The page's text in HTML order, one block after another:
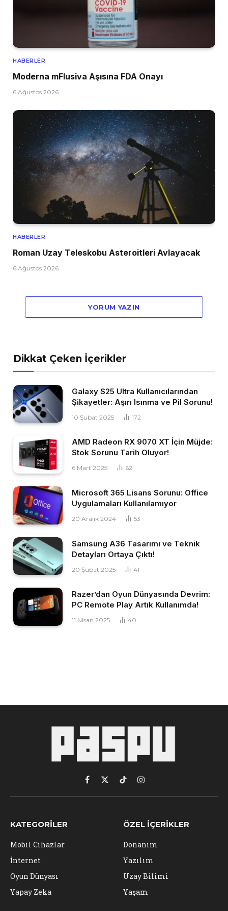
HABERLER
Moderna mFlusiva Aşısına FDA Onayı
6 Ağustos 2026
HABERLER
Roman Uzay Teleskobu Asteroitleri Avlayacak
6 Ağustos 2026
YORUM YAZIN
Dikkat Çeken İçerikler
Galaxy S25 Ultra Kullanıcılarından
Şikayetler: Aşırı Isınma ve Pil Sorunu!
10 Şubat 2025 172
AMD Radeon RX 9070 XT İçin Müjde:
Stok Sorunu Tarih Oluyor!
6 Mart 2025 62
Microsoft 365 Lisans Sorunu: Office
Uygulamaları Kullanılamıyor
20 Aralık 2024 53
Samsung A36 Tasarımı ve Teknik
Detayları Ortaya Çıktı!
20 Şubat 2025 41
Razer’dan Oyun Dünyasında Devrim:
PC Remote Play Artık Kullanımda!
11 Nisan 2025 40
Facebook
X
(Twitter)
TikTokInstagram
KATEGORILER
Mobil Cihazlar
İnternet
Oyun Dünyası
Yapay Zeka
ÖZEL İÇERIKLER
Donanım
Yazılım
Uzay Bilimi
Yaşam